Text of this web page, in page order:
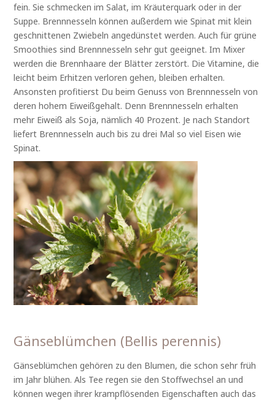
fein. Sie schmecken im Salat, im Kräuterquark oder in der
Suppe. Brennnesseln können außerdem wie Spinat mit klein
geschnittenen Zwiebeln angedünstet werden. Auch für grüne
Smoothies sind Brennnesseln sehr gut geeignet. Im Mixer
werden die Brennhaare der Blätter zerstört. Die Vitamine, die
leicht beim Erhitzen verloren gehen, bleiben erhalten.
Ansonsten profitierst Du beim Genuss von Brennnesseln von
deren hohem Eiweißgehalt. Denn Brennnesseln erhalten
mehr Eiweiß als Soja, nämlich 40 Prozent. Je nach Standort
liefert Brennnesseln auch bis zu drei Mal so viel Eisen wie
Spinat.
Gänseblümchen (Bellis perennis)
Gänseblümchen gehören zu den Blumen, die schon sehr früh
im Jahr blühen. Als Tee regen sie den Stoffwechsel an und
können wegen ihrer krampflösenden Eigenschaften auch das